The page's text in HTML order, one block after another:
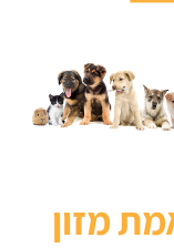
מזון